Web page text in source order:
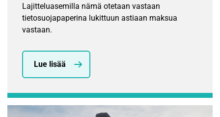
Lajitteluasemilla nämä otetaan vastaan
tietosuojapaperina lukittuun astiaan maksua
vastaan.
Lue lisää